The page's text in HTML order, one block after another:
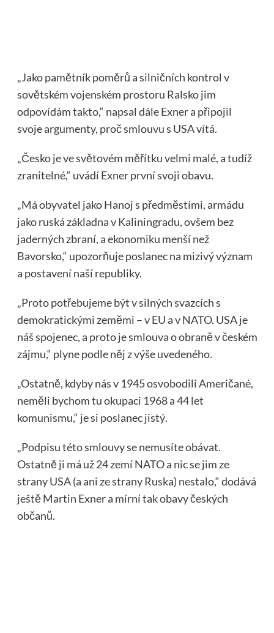
„Jako pamětník poměrů a silničních kontrol v
sovětském vojenském prostoru Ralsko jim
odpovídám takto,“ napsal dále Exner a připojil
svoje argumenty, proč smlouvu s USA vítá.
„Česko je ve světovém měřítku velmi malé, a tudíž
zranitelné,“ uvádí Exner první svoji obavu.
„Má obyvatel jako Hanoj s předměstími, armádu
jako ruská základna v Kaliningradu, ovšem bez
jaderných zbraní, a ekonomiku menší než
Bavorsko,“ upozorňuje poslanec na mizivý význam
a postavení naší republiky.
„Proto potřebujeme být v silných svazcích s
demokratickými zeměmi – v EU a v NATO. USA je
náš spojenec, a proto je smlouva o obraně v českém
zájmu,“ plyne podle něj z výše uvedeného.
„Ostatně, kdyby nás v 1945 osvobodili Američané,
neměli bychom tu okupaci 1968 a 44 let
komunismu,“ je si poslanec jistý.
„Podpisu této smlouvy se nemusíte obávat.
Ostatně ji má už 24 zemí NATO a nic se jim ze
strany USA (a ani ze strany Ruska) nestalo,“ dodává
ještě Martin Exner a mírní tak obavy českých
občanů.